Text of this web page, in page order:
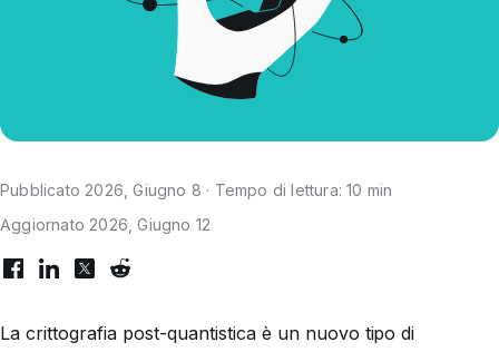
Pubblicato 2026, Giugno 8 · Tempo di lettura: 10 min
Aggiornato 2026, Giugno 12
La crittografia post-quantistica è un nuovo tipo di